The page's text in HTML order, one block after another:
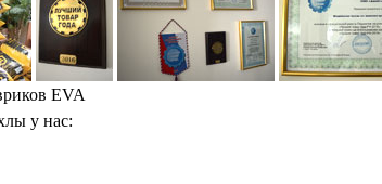
EVA
у нас: